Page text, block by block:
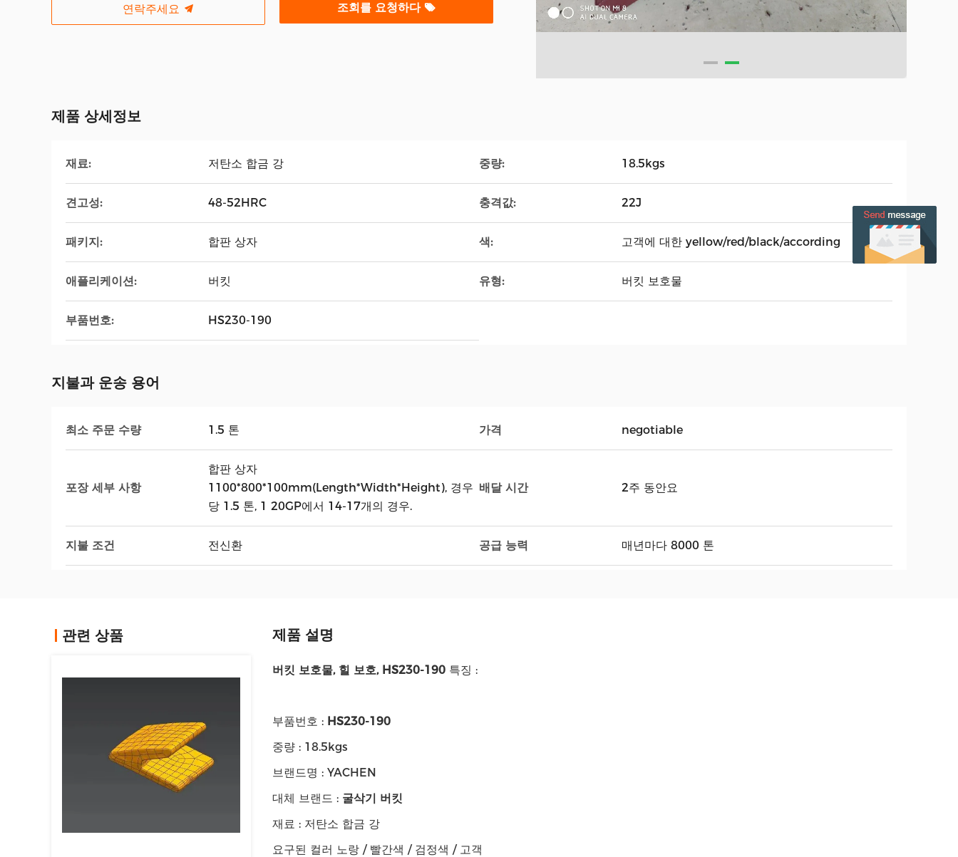
연락주세요 조회를 요청하다
제품 상세정보
재료: 저탄소 합금 강 중량: 18.5kgs
견고성: 48-52HRC 충격값: 22J
패키지: 합판 상자 색: 고객에 대한 yellow/red/black/according
애플리케이션: 버킷 유형: 버킷 보호물
부품번호: HS230-190
지불과 운송 용어
최소 주문 수량 1.5 톤 가격 negotiable
포장 세부 사항
합판 상자
1100*800*100mm(Length*Width*Height), 경우
당 1.5 톤, 1 20GP에서 14-17개의 경우.
배달 시간 2주 동안요
지불 조건 전신환 공급 능력 매년마다 8000 톤
관련 상품 제품 설명
버킷 보호물, 힐 보호, HS230-190 특징 :
부품번호 : HS230-190
중량 : 18.5kgs
브랜드명 : YACHEN
대체 브랜드 : 굴삭기 버킷
재료 : 저탄소 합금 강
요구된 컬러 노랑 / 빨간색 / 검정색 / 고객